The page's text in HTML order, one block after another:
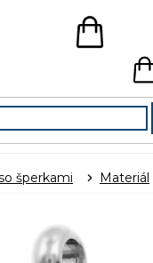
NÁKUPNÝ
šperkami Materiál